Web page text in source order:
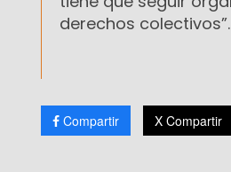
derechos colectivos”.
Compartir X Compartir